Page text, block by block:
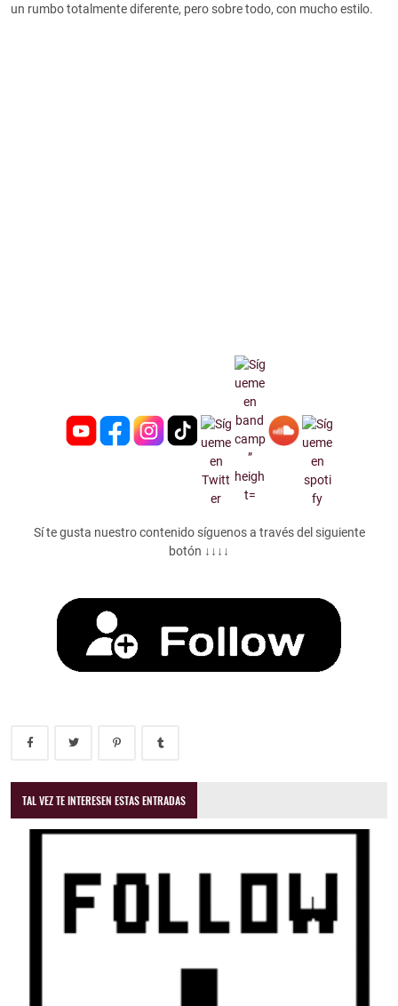
un rumbo totalmente diferente, pero sobre todo, con mucho estilo.
Sí te gusta nuestro contenido síguenos a través del siguiente
botón ↓↓↓↓
TAL VEZ TE INTERESEN ESTAS ENTRADAS